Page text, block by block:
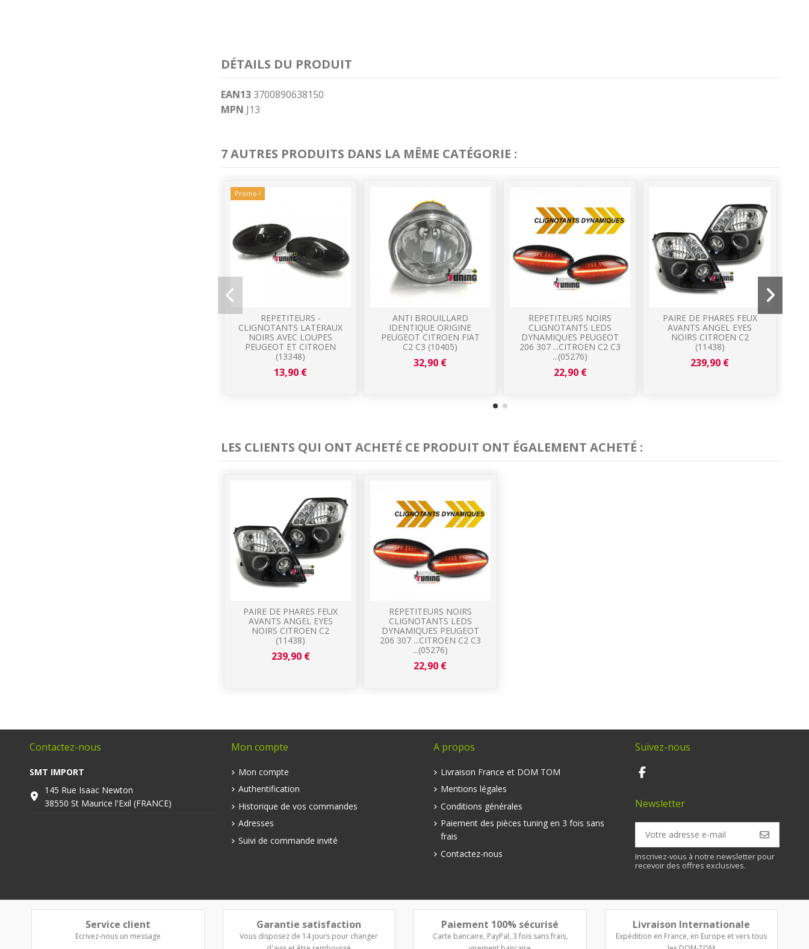
DÉTAILS DU PRODUIT
EAN13 3700890638150
MPN J13
7 AUTRES PRODUITS DANS LA MÊME CATÉGORIE :
Promo !
REPETITEURS -
CLIGNOTANTS LATERAUX
NOIRS AVEC LOUPES
PEUGEOT ET CITROEN
(13348)
13,90 €
ANTI BROUILLARD
IDENTIQUE ORIGINE
PEUGEOT CITROEN FIAT
C2 C3 (10405)
32,90 €
REPETITEURS NOIRS
CLIGNOTANTS LEDS
DYNAMIQUES PEUGEOT
206 307 ...CITROEN C2 C3
...(05276)
22,90 €
PAIRE DE PHARES FEUX
AVANTS ANGEL EYES
NOIRS CITROEN C2
(11438)
239,90 €
LES CLIENTS QUI ONT ACHETÉ CE PRODUIT ONT ÉGALEMENT ACHETÉ :
PAIRE DE PHARES FEUX
AVANTS ANGEL EYES
NOIRS CITROEN C2
(11438)
239,90 €
REPETITEURS NOIRS
CLIGNOTANTS LEDS
DYNAMIQUES PEUGEOT
206 307 ...CITROEN C2 C3
...(05276)
22,90 €
Contactez-nous
SMT IMPORT
145 Rue Isaac Newton
38550 St Maurice l'Exil (FRANCE)
Mon compte
Mon compte
Authentification
Historique de vos commandes
Adresses
Suivi de commande invité
A propos
Livraison France et DOM TOM
Mentions légales
Conditions générales
Paiement des pièces tuning en 3 fois sans
frais
Contactez-nous
Suivez-nous
Newsletter
Inscrivez-vous à notre newsletter pour
recevoir des offres exclusives.
Service client
Ecrivez-nous un message
Garantie satisfaction
Vous disposez de 14 jours pour changer
Paiement 100% sécurisé
Carte bancaire, PayPal, 3 fois sans frais,
Livraison Internationale
Expédition en France, en Europe et vers tous